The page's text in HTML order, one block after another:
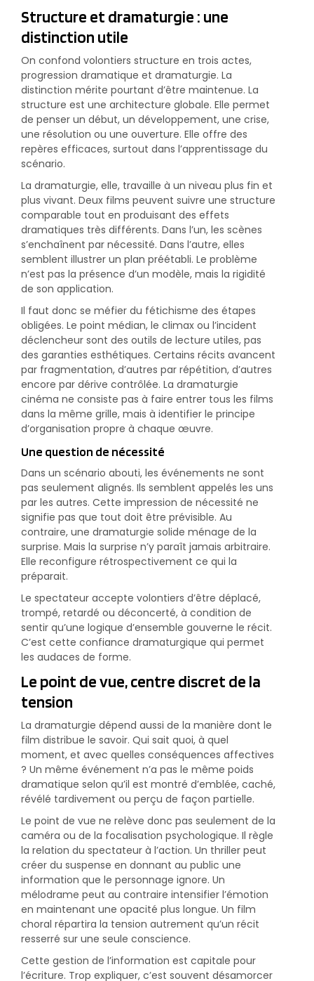
Structure et dramaturgie : une
distinction utile
On confond volontiers structure en trois actes,
progression dramatique et dramaturgie. La
distinction mérite pourtant d’être maintenue. La
structure est une architecture globale. Elle permet
de penser un début, un développement, une crise,
une résolution ou une ouverture. Elle offre des
repères efficaces, surtout dans l’apprentissage du
scénario.
La dramaturgie, elle, travaille à un niveau plus fin et
plus vivant. Deux films peuvent suivre une structure
comparable tout en produisant des effets
dramatiques très différents. Dans l’un, les scènes
s’enchaînent par nécessité. Dans l’autre, elles
semblent illustrer un plan préétabli. Le problème
n’est pas la présence d’un modèle, mais la rigidité
de son application.
Il faut donc se méfier du fétichisme des étapes
obligées. Le point médian, le climax ou l’incident
déclencheur sont des outils de lecture utiles, pas
des garanties esthétiques. Certains récits avancent
par fragmentation, d’autres par répétition, d’autres
encore par dérive contrôlée. La dramaturgie
cinéma ne consiste pas à faire entrer tous les films
dans la même grille, mais à identifier le principe
d’organisation propre à chaque œuvre.
Une question de nécessité
Dans un scénario abouti, les événements ne sont
pas seulement alignés. Ils semblent appelés les uns
par les autres. Cette impression de nécessité ne
signifie pas que tout doit être prévisible. Au
contraire, une dramaturgie solide ménage de la
surprise. Mais la surprise n’y paraît jamais arbitraire.
Elle reconfigure rétrospectivement ce qui la
préparait.
Le spectateur accepte volontiers d’être déplacé,
trompé, retardé ou déconcerté, à condition de
sentir qu’une logique d’ensemble gouverne le récit.
C’est cette confiance dramaturgique qui permet
les audaces de forme.
Le point de vue, centre discret de la
tension
La dramaturgie dépend aussi de la manière dont le
film distribue le savoir. Qui sait quoi, à quel
moment, et avec quelles conséquences affectives
? Un même événement n’a pas le même poids
dramatique selon qu’il est montré d’emblée, caché,
révélé tardivement ou perçu de façon partielle.
Le point de vue ne relève donc pas seulement de la
caméra ou de la focalisation psychologique. Il règle
la relation du spectateur à l’action. Un thriller peut
créer du suspense en donnant au public une
information que le personnage ignore. Un
mélodrame peut au contraire intensifier l’émotion
en maintenant une opacité plus longue. Un film
choral répartira la tension autrement qu’un récit
resserré sur une seule conscience.
Cette gestion de l’information est capitale pour
l’écriture. Trop expliquer, c’est souvent désamorcer